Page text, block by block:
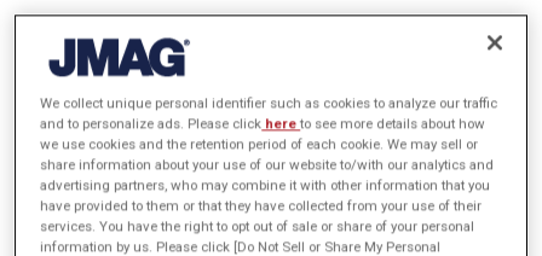
JMAG-Designer13.1の紹介を始め、最適化など業務効率化のご提案や
スにもお気軽にお立ち寄りください。
開催概要
We collect unique personal identifier such as cookies to analyze our traffic
and to personalize ads. Please click hereto see more details about how
we use cookies and the retention period of each cookie. We may sell or
share information about your use of our website to/with our analytics and
advertising partners, who may combine it with other information that you
have provided to them or that they have collected from your use of their
services. You have the right to opt out of sale or share of your personal
information by us. Please click [Do Not Sell or Share My Personal